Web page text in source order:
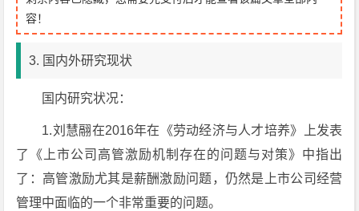
容！
3. 国内外研究现状
国内研究状况：
1.刘慧翮在2016年在《劳动经济与人才培养》上发表
了《上市公司高管激励机制存在的问题与对策》中指出
了：高管激励尤其是薪酬激励问题，仍然是上市公司经营
管理中面临的一个非常重要的问题。